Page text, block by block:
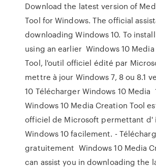
Download the latest version of
Tool for Windows. The official
downloading Windows 10. To
using an earlier Windows 10
Tool, l'outil officiel édité par
mettre à jour Windows 7, 8 ou 8.1
10 Télécharger Windows 10 Media
Windows 10 Media Creation Tool
officiel de Microsoft permettant d'
Windows 10 facilement. -
gratuitement Windows 10 Media
can assist you in downloading the